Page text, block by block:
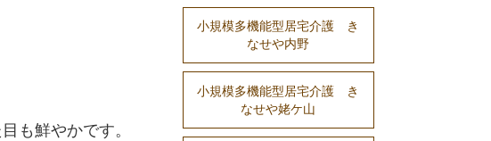
も鮮やかです。
小規模多機能型居宅介護 き
なせや内野
小規模多機能型居宅介護 き
なせや姥ケ山